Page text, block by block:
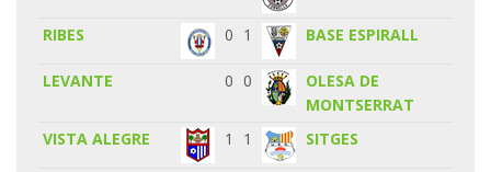
RIBES 0 1 BASE ESPIRALL
LEVANTE 0 0
OLESA DE
MONTSERRAT
VISTA ALEGRE
1 1 SITGES